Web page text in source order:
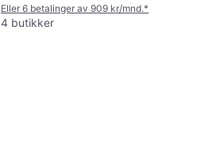
Eller 6 betalinger av 909 kr/mnd.*
4 butikker